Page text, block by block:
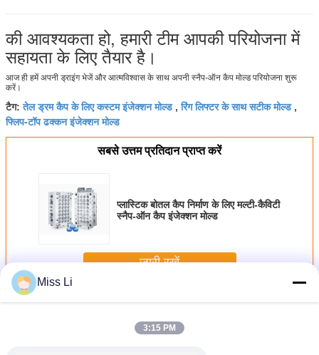
की आवश्यकता हो, हमारी टीम आपकी परियोजना में
सहायता के लिए तैयार है।
आज ही हमें अपनी ड्राइंग भेजें और आत्मविश्वास के साथ अपनी स्नैप-ऑन कैप मोल्ड परियोजना शुरू
करें।
टैग:तेल ड्रम कैप के लिए कस्टम इंजेक्शन मोल्ड,रिंग लिफ्टर के साथ सटीक मोल्ड,
फ्लिप-टॉप ढक्कन इंजेक्शन मोल्ड
सबसे उत्तम प्रतिदान प्राप्त करें
प्लास्टिक बोतल कैप निर्माण के लिए मल्टी-कैविटी
स्नैप-ऑन कैप इंजेक्शन मोल्ड
जारी रखें
अधिकपैकेजिंग मोल्ड
Miss Li
3:15 PM